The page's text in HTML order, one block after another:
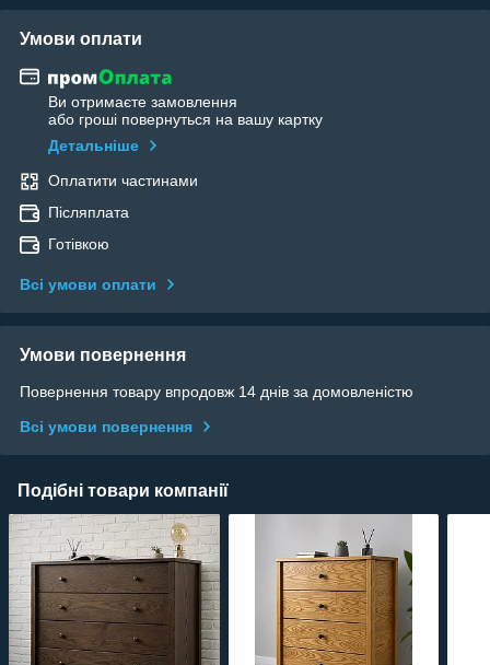
Умови оплати
Ви отримаєте замовлення
або гроші повернуться на вашу картку
Детальніше
Оплатити частинами
Післяплата
Готівкою
Всі умови оплати
Умови повернення
Повернення товару впродовж 14 днів за домовленістю
Всі умови повернення
Подібні товари компанії